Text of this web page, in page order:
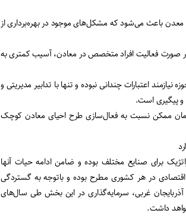
معدن باعث می‌شود که مشکل‌های موجود در بهره‌برداری از
در صورت فعالیت افراد متخصص در معادن، آسیب کمتری به
اعتبارات چندانی نبوده و تنها با تدابیر مدیریتی و
و پیگیری است.
ممکن نسبت به فعال‌سازی طرح احیای معادن کوچک
برای صنایع مختلف بوده و ضامن ادامه حیات آنها
در هر کشوری مطرح بوده و باتوجه به گستردگی
غربی، سرمایه‌گذاری در این بخش طی سال‌های
داشت.